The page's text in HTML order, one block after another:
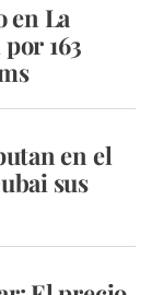
en La
163
en el
sus